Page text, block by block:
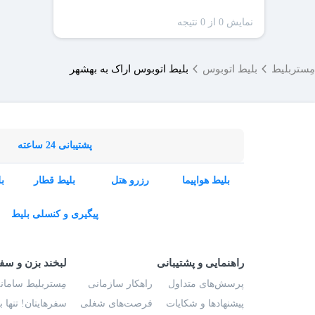
نمایش 0 از 0 نتیجه
مِستربلیط بلیط اتوبوس بلیط اتوبوس اراک به بهشهر
پشتیبانی 24 ساعته
بلیط هواپیما رزرو هتل بلیط قطار
پیگیری و کنسلی بلیط
راهنمایی و پشتیبانی
پرسش‌های متداول
پیشنهادها و شکایات
راهکار سازمانی
فرصت‌های شغلی
لبخند بزن و
مِستربلیط
سفرهایتان!